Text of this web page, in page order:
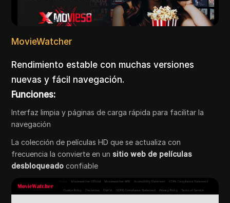
MovieWatcher
Rendimiento estable con muchas versiones
nuevas y fácil navegación.
Funciones:
Interfaz limpia y páginas de carga rápida para facilitar la
navegación
La colección de películas HD que se actualiza con
frecuencia la convierte en un sitio web de películas
desbloqueado confiable